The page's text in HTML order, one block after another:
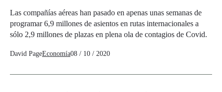
Las compañías aéreas han pasado en apenas unas semanas de
programar 6,9 millones de asientos en rutas internacionales a
sólo 2,9 millones de plazas en plena ola de contagios de Covid.
David PageEconomía08 / 10 / 2020